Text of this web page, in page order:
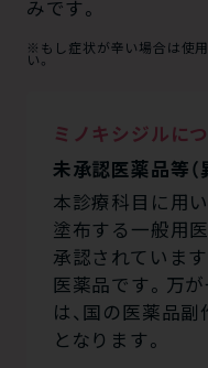
みです。
※もし症状が辛い場合は使
い。
ミノキシジルに
未承認医薬品等（
本診療科目に用
塗布する一般用
承認されていま
医薬品です。万
は、国の医薬品
となります。